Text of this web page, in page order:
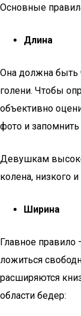
Основные
Длина
Она должна быть
голени. Чтобы
объективно
фото и
Девушкам
колена, низкого
Ширина
Главное
ложиться
расширяются
области бедер: